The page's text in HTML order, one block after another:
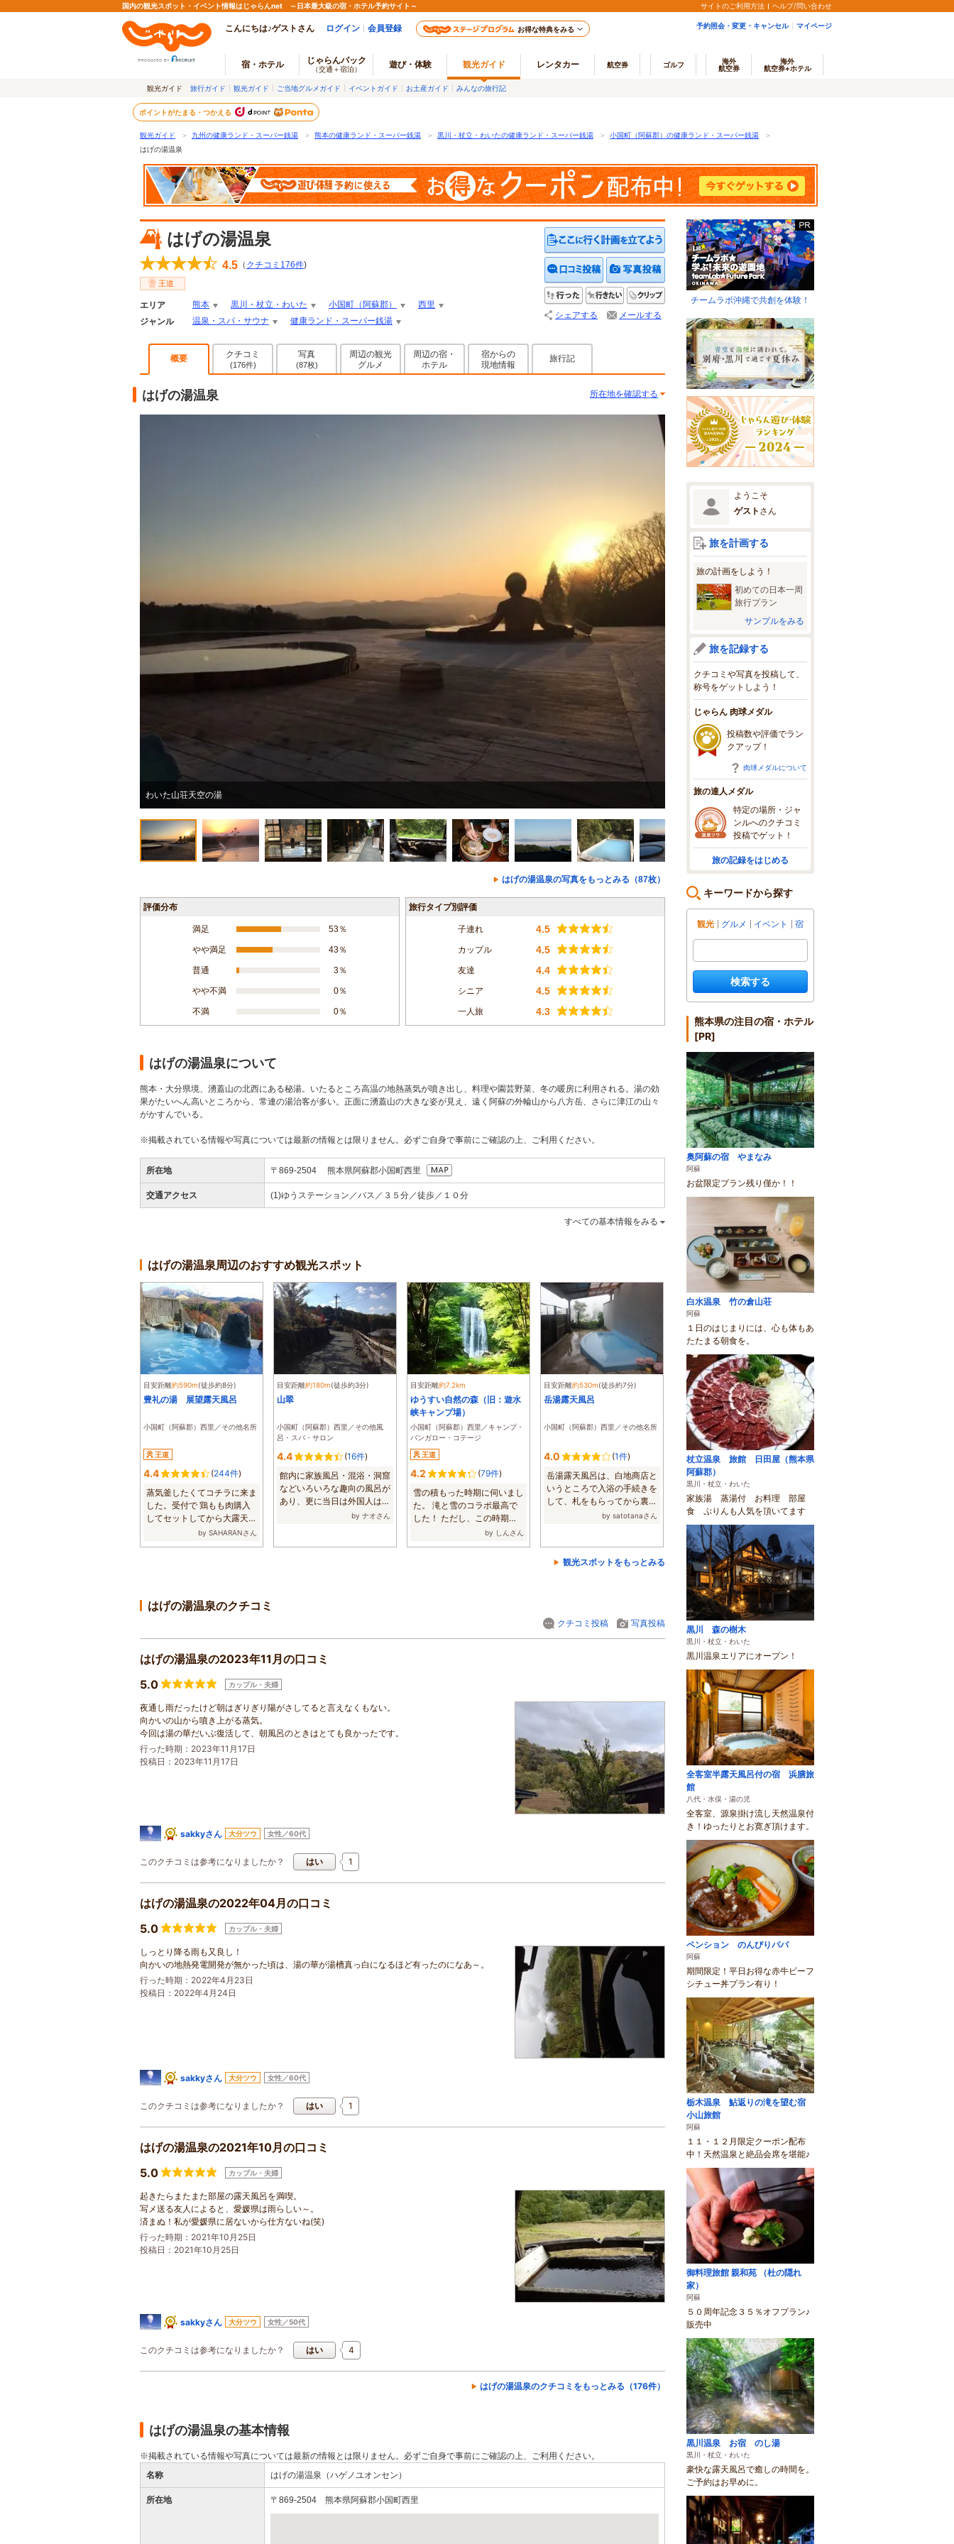
国内の観光スポット・イベント情報はじゃらんnet ～日本最大級の宿・ホテル予約サイト～ サイトのご利用方法 ヘルプ/問い合わせ
こんにちは♪ゲストさん ログイン 会員登録 お得な特典をみる 予約照会・変更・キャンセル マイページ
宿・ホテル じゃらんパック
（交通＋宿泊） 遊び・体験 観光ガイド レンタカー 航空券 ゴルフ
海外
航空券
海外
航空券+ホテル
観光ガイド 旅行ガイド 観光ガイド ご当地グルメガイド イベントガイド お土産ガイド みんなの旅行記
ポイントがたまる・つかえる
観光ガイド ＞ 九州の健康ランド・スーパー銭湯 ＞ 熊本の健康ランド・スーパー銭湯 ＞ 黒川・杖立・わいたの健康ランド・スーパー銭湯 ＞ 小国町（阿蘇郡）の健康ランド・スーパー銭湯
＞
はげの湯温泉
はげの湯温泉
4.5 （ クチコミ 176件)
王道
エリア 熊本 黒川・杖立・わいた 小国町（阿蘇郡）
西里
ジャンル
温泉・スパ・サウナ 健康ランド・スーパー銭湯
クチコミを投稿する写真を投稿する
行った 行きたい
シェアする メールする
概要 クチコミ
(176件)
写真
(87枚)
周辺の観光
グルメ
周辺の宿・
ホテル
宿からの
現地情報
旅行記
はげの湯温泉 所在地を確認する
わいた山荘天空の湯
はげの湯温泉の写真をもっとみる（87枚）
評価分布
満足 53％
やや満足 43％
普通 3％
やや不満 0％
不満 0％
旅行タイプ別評価
子連れ 4.5
カップル 4.5
友達 4.4
シニア 4.5
一人旅 4.3
はげの湯温泉について
熊本・大分県境、湧蓋山の北西にある秘湯。いたるところ高温の地熱蒸気が噴き出し、料理や園芸野菜、冬の暖房に利用される。湯の効
果がたいへん高いところから、常連の湯治客が多い。正面に湧蓋山の大きな姿が見え、遠く阿蘇の外輪山から八方岳、さらに津江の山々
がかすんでいる。
※掲載されている情報や写真については最新の情報とは限りません。必ずご自身で事前にご確認の上、ご利用ください。
所在地 〒869-2504 熊本県阿蘇郡小国町西里
交通アクセス (1)ゆうステーション／バス／３５分／徒歩／１０分
すべての基本情報をみる
はげの湯温泉周辺のおすすめ観光スポット
目安距離約590m(徒歩約8分)
豊礼の湯 展望露天風呂
小国町（阿蘇郡）西里／その他名所
王道
4.4 (244件)
蒸気釜したくてコチラに来ま
した。受付で 鶏もも肉購入
してセットしてから大露天風
呂に入りまし...by SAHARANさん
目安距離約180m(徒歩約3分)
山翠
小国町（阿蘇郡）西里／その他風
呂・スパ・サロン
4.4 (16件)
館内に家族風呂・混浴・洞窟
などいろいろな趣向の風呂が
あり、更に当日は外国人はな
by ナオさん
目安距離約7.2km
ゆうすい自然の森（旧：遊水
峡キャンプ場）
小国町（阿蘇郡）西里／キャンプ・
バンガロー・コテージ
王道
4.2 (79件)
雪の積もった時期に伺いまし
た。 滝と雪のコラボ最高で
した！ ただし、この時期
by しんさん
目安距離約530m(徒歩約7分)
岳湯露天風呂
小国町（阿蘇郡）西里／その他名所
4.0 (1件)
岳湯露天風呂は、白地商店と
いうところで入浴の手続きを
して、札をもらってから裏手
の山を上がっ...by satotanaさん
観光スポットをもっとみる
はげの湯温泉のクチコミ
クチコミ投稿 写真投稿
はげの湯温泉の2023年11月の口コミ
5.0
カップル・夫婦
夜通し雨だったけど朝はぎりぎり陽がさしてると言えなくもない。
向かいの山から噴き上がる蒸気。
今回は湯の華だいぶ復活して、朝風呂のときはとても良かったです。
行った時期：2023年11月17日
投稿日：2023年11月17日
sakkyさん 大分ツウ 女性／60代
このクチコミは参考になりましたか？ 1
はい
はげの湯温泉の2022年04月の口コミ
5.0
カップル・夫婦
しっとり降る雨も又良し！
向かいの地熱発電開発が無かった頃は、湯の華が湯槽真っ白になるほど有ったのになあ～。
行った時期：2022年4月23日
投稿日：2022年4月24日
sakkyさん 大分ツウ 女性／60代
このクチコミは参考になりましたか？ 1
はい
はげの湯温泉の2021年10月の口コミ
5.0
カップル・夫婦
起きたらまたまた部屋の露天風呂を満喫。
写メ送る友人によると、愛媛県は雨らしい～。
済まぬ！私が愛媛県に居ないから仕方ないね(笑)
行った時期：2021年10月25日
投稿日：2021年10月25日
sakkyさん 大分ツウ 女性／50代
このクチコミは参考になりましたか？ 4
はい
はげの湯温泉のクチコミをもっとみる（176件）
はげの湯温泉の基本情報
※掲載されている情報や写真については最新の情報とは限りません。必ずご自身で事前にご確認の上、ご利用ください。
名称
はげの湯温泉（ハゲノユオンセン）
所在地 〒869-2504 熊本県阿蘇郡小国町西里
チームラボ沖縄で共創を体験！
ようこそ
ゲスト さん
旅を計画する
旅の計画をしよう！
初めての日本一周
旅行プラン
サンプルをみる
旅を記録する
クチコミや写真を投稿して、
称号をゲットしよう！
じゃらん 肉球メダル
投稿数や評価でラン
クアップ！
肉球メダルについて
旅の達人メダル
特定の場所・ジャ
ンルへのクチコミ
投稿でゲット！
旅の記録をはじめる
キーワードから探す
観光 グルメ イベント 宿
検索する
熊本県の注目の宿・ホテル
[PR]
奥阿蘇の宿 やまなみ
阿蘇
お盆限定プラン残り僅か！！
白水温泉 竹の倉山荘
阿蘇
１日のはじまりには、心も体もあ
たたまる朝食を。
杖立温泉 旅館 日田屋（熊本県
阿蘇郡）
黒川・杖立・わいた
家族湯 蒸湯付 お料理 部屋
食 ぷりんも人気を頂いてます
黒川 森の樹木
黒川・杖立・わいた
黒川温泉エリアにオープン！
全客室半露天風呂付の宿 浜膳旅
館
八代・水俣・湯の児
全客室、源泉掛け流し天然温泉付
き！ゆったりとお寛ぎ頂けます。
ペンション のんびりパパ
阿蘇
期間限定！平日お得な赤牛ビーフ
シチュー丼プラン有り！
栃木温泉 鮎返りの滝を望む宿
小山旅館
阿蘇
１１・１２月限定クーポン配布
中！天然温泉と絶品会席を堪能♪
御料理旅館 親和苑 （杜の隠れ
家）
阿蘇
５０周年記念３５％オフプラン♪
販売中
黒川温泉 お宿 のし湯
黒川・杖立・わいた
豪快な露天風呂で癒しの時間を。
ご予約はお早めに。